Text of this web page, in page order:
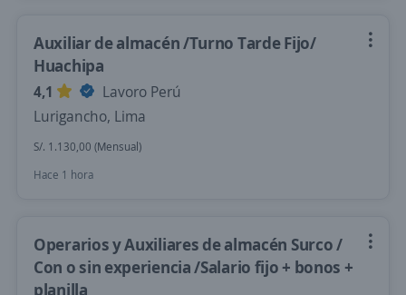
Auxiliar de almacén /Turno Tarde Fijo/
Huachipa
4,1
Lavoro Perú
Lurigancho, Lima
S/. 1.130,00 (Mensual)
Hace 1 hora
Operarios y Auxiliares de almacén Surco /
Con o sin experiencia /Salario fijo + bonos +
planilla